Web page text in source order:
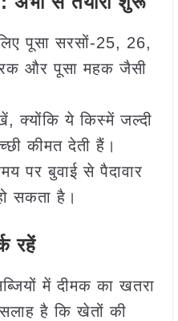
पूसा सरसों-25, 26,
और पूसा महक जैसी
क्योंकि ये किस्में जल्दी
कीमत देती हैं।
पर बुवाई से पैदावार
सकता है।
रहें
में दीमक का खतरा
है कि खेतों की